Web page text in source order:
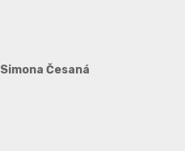
Simona Česaná